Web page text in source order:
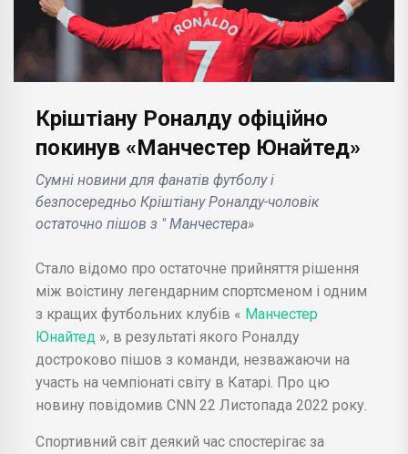
Кріштіану Роналду офіційно
покинув «Манчестер Юнайтед»
Сумні новини для фанатів футболу і
безпосередньо Кріштіану Роналду-чоловік
остаточно пішов з " Манчестера»
Стало відомо про остаточне прийняття рішення
між воістину легендарним спортсменом і одним
з кращих футбольних клубів « Манчестер
Юнайтед », в результаті якого Роналду
достроково пішов з команди, незважаючи на
участь на чемпіонаті світу в Катарі. Про цю
новину повідомив CNN 22 Листопада 2022 року.
Спортивний світ деякий час спостерігає за